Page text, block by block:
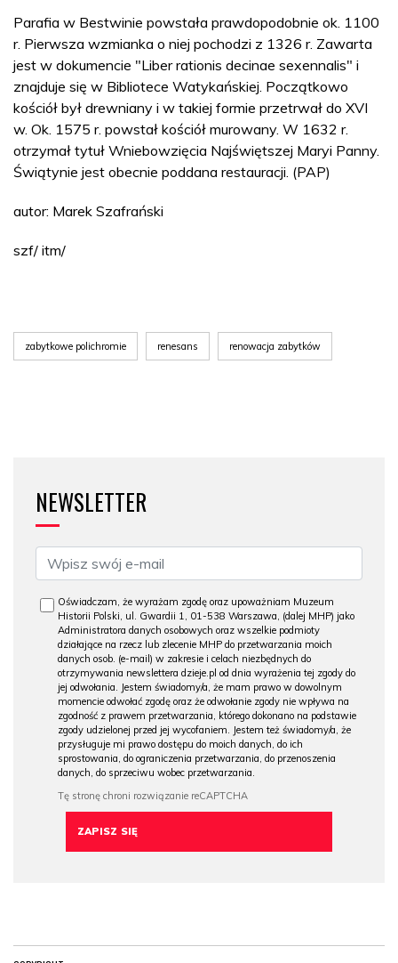
Parafia w Bestwinie powstała prawdopodobnie ok. 1100
r. Pierwsza wzmianka o niej pochodzi z 1326 r. Zawarta
jest w dokumencie "Liber rationis decinae sexennalis" i
znajduje się w Bibliotece Watykańskiej. Początkowo
kościół był drewniany i w takiej formie przetrwał do XVI
w. Ok. 1575 r. powstał kościół murowany. W 1632 r.
otrzymał tytuł Wniebowzięcia Najświętszej Maryi Panny.
Świątynie jest obecnie poddana restauracji. (PAP)
autor: Marek Szafrański
szf/ itm/
zabytkowe polichromie renesans renowacja zabytków
NEWSLETTER
Oświadczam, że wyrażam zgodę oraz upoważniam Muzeum
Historii Polski, ul. Gwardii 1, 01-538 Warszawa, (dalej MHP) jako
Administratora danych osobowych oraz wszelkie podmioty
działające na rzecz lub zlecenie MHP do przetwarzania moich
danych osob. (e-mail) w zakresie i celach niezbędnych do
otrzymywania newslettera dzieje.pl od dnia wyrażenia tej zgody do
jej odwołania. Jestem świadomy/a, że mam prawo w dowolnym
momencie odwołać zgodę oraz że odwołanie zgody nie wpływa na
zgodność z prawem przetwarzania, którego dokonano na podstawie
zgody udzielonej przed jej wycofaniem. Jestem też świadomy/a, że
przysługuje mi prawo dostępu do moich danych, do ich
sprostowania, do ograniczenia przetwarzania, do przenoszenia
danych, do sprzeciwu wobec przetwarzania.